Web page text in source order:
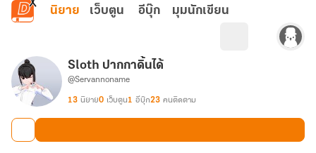
ข้ามไปยังเนื้อหาหลัก
นิยาย เว็บตูน อีบุ๊ก มุมนักเขียน
Sloth ปากกาดิ้นได้
@Servannoname
13 นิยาย0 เว็บตูน1 อีบุ๊ก23 คนติดตาม